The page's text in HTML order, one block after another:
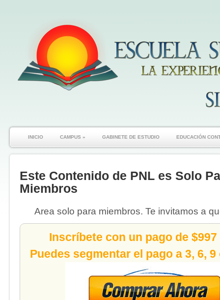
INICIO CAMPUS » GABINETE DE ESTUDIO EDUCACIÓN
Este Contenido de PNL es Solo
Miembros
Area solo para miembros. Te invitamos a
Inscríbete con un pago de
Puedes segmentar el pago a 3, 6, 9